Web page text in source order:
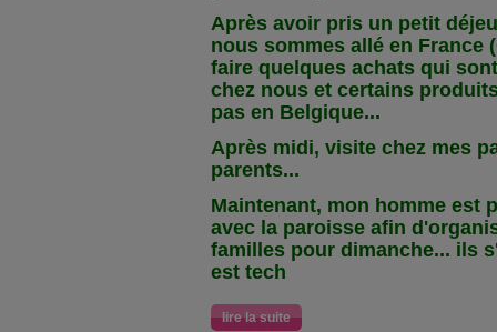
Après avoir pris un petit
nous sommes allé en France
faire quelques achats qui
chez nous et certains
pas en Belgique...
Après midi, visite chez mes
parents...
Maintenant, mon homme est
avec la paroisse afin
familles pour dimanche... ils
est tech
lire la suite